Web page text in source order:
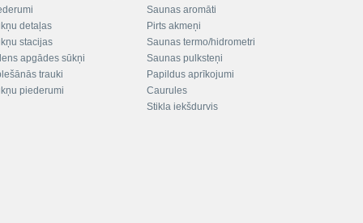
detaļas
stacijas
apgādes sūkņi
trauki
piederumi
Saunas aromāti
Pirts akmeņi
Saunas termo/hidrometri
Saunas pulksteņi
Papildus aprīkojumi
Caurules
Stikla iekšdurvis